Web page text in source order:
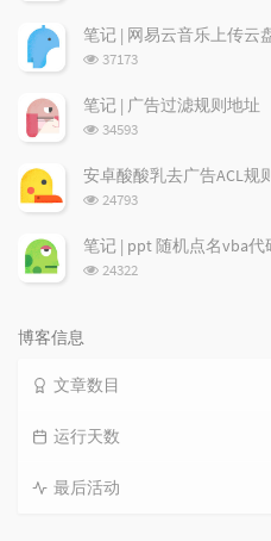
次
数:
浏
次
数:
37173
笔记 | 广告过滤规则地址
浏
次
数:
34593
安卓酸酸乳去广告ACL规
浏
次
数:
24793
笔记 | ppt 随机点名vba代
浏
24322
博客信息
文章数目
运行天数
最后活动